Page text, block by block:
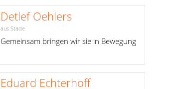
Detlef Oehlers
aus Stade
Gemeinsam bringen wir sie in Bewegung
Eduard Echterhoff